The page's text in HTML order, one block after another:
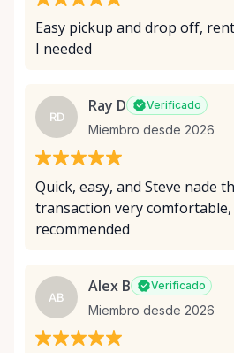
Easy pickup and drop off,
I needed
RD
Ray D Verificado
Miembro desde 2026
Quick, easy, and Steve nade
transaction very
recommended
AB
Alex B Verificado
Miembro desde 2026